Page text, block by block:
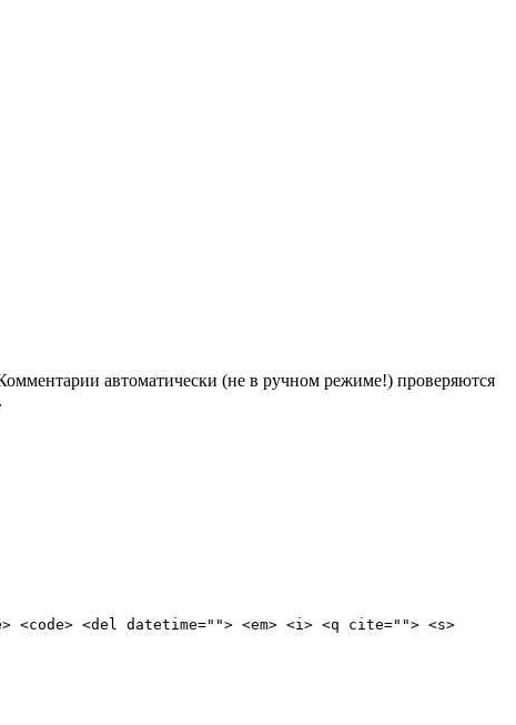
автоматически (не в ручном режиме!) проверяются
<del datetime=""> <em> <i> <q cite=""> <s>